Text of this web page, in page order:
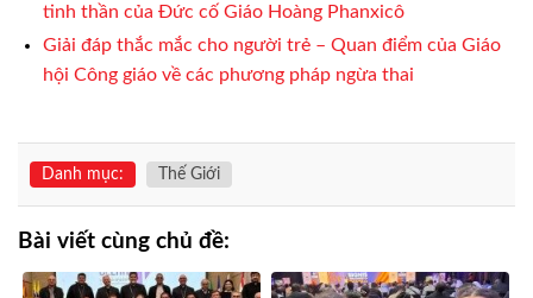
tinh thần của Đức cố Giáo Hoàng Phanxicô
Giải đáp thắc mắc cho người trẻ – Quan điểm của Giáo
hội Công giáo về các phương pháp ngừa thai
Danh mục: Thế Giới
Bài viết cùng chủ đề: